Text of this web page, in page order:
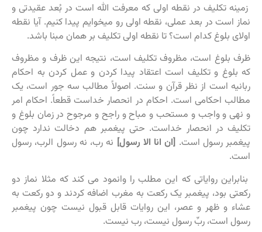
زمینه تکلیف در نقطه اولی که معرفت الله است در بُعد عقیدتی و
نماز است در بعد عملی، نقطه اولی رو میخوایم پیدا کنیم. آیا نقطه
اولای بلوغ کدام است؟ تا نقطه اولی تکلیف بر همان مبنا باشد.
ظرف بلوغ است، مظروف تکلیف است، نتیجه این ظرف و مظروف
که بلوغ و تکلیف است اعتقاد پیدا کردن و عمل کردن به احکام
ربانیه است از نظر قرآن و سنت. اصولاً مطالب سه جور است، یک
مطالب احکامی است. احکام در انحصار خداست قطعاً. احکام امر
و نهی و واجب و مستحب و مباح و راجح و مرجوح در زمان بلوغ و
تکلیف در انحصار خداست. حتی پیغمبر هم دخالت ندارد چون
پیغمبر رسول است. [ان انا الا رسول] نه رب، نه رسول الرب، رسول
است.
بنابراین روایاتی که این مطلب را وانمود می کند که مثلا نماز دو
رکعتی بود، پیغمبر یک رکعت به مغرب اضافه کردند و دو رکعت به
عشاء و ظهر و عصر، این روایات قابل قبول نیست چون پیغمبر
رسول است، ربِّ رسول نیست، رب نیست.